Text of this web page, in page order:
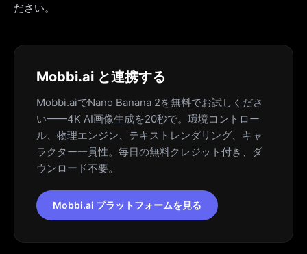
ださい。
Mobbi.ai と連携する
Mobbi.aiでNano Banana 2を無料でお試しくださ
い——4K AI画像生成を20秒で。環境コントロー
ル、物理エンジン、テキストレンダリング、キャ
ラクター一貫性。毎日の無料クレジット付き、ダ
ウンロード不要。
Mobbi.ai プラットフォームを見る